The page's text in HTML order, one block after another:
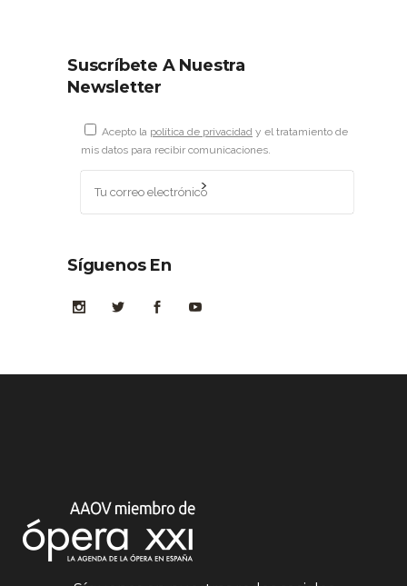
Suscríbete A Nuestra
Newsletter
Acepto la política de privacidad y el tratamiento de
mis datos para recibir comunicaciones.
Síguenos En